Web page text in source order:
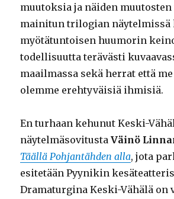
muutoksia ja näiden muutosten
mainitun trilogian näytelmissä
myötätuntoisen huumorin
todellisuutta terävästi
maailmassa sekä herrat että
olemme erehtyväisiä ihmisiä.
En turhaan kehunut Keski-
näytelmäsovitustaVäinö
Täällä Pohjantähden alla, jota
esitetään Pyynikin
Dramaturgina Keski-Vähälä on